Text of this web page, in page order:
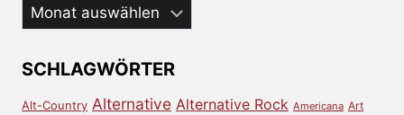
Aus
dem
SCHLAGWÖRTER
Alt-Country Alternative Alternative Rock Americana Art